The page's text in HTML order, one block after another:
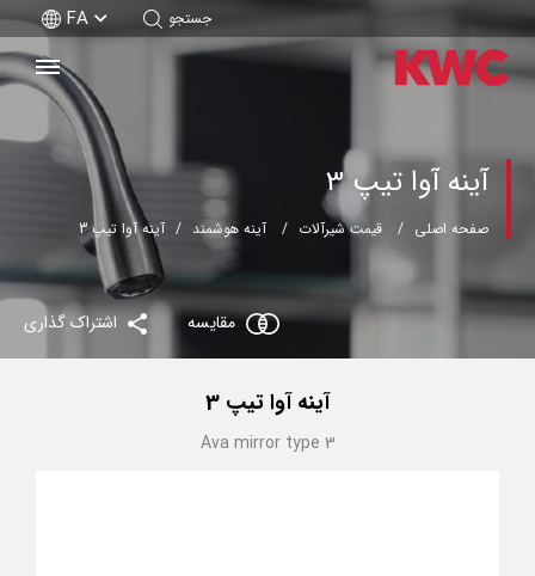
جستجو FA
آینه آوا تیپ 3
صفحه اصلی قیمت شیرآلات آینه هوشمند آینه آوا تیپ 3
مقایسه اشتراک گذاری
آینه آوا تیپ 3
Ava mirror type 3